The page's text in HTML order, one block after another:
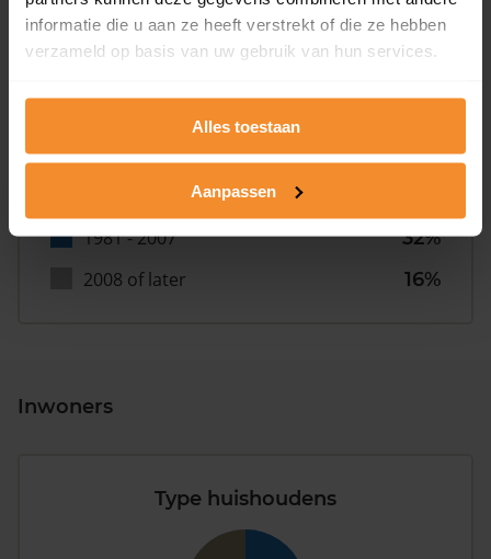
informatie die u aan ze heeft verstrekt of die ze hebben
verzameld op basis van uw gebruik van hun services.
Alles toestaan
Aanpassen
T/m 1945
12%
1981 - 2007
32%
2008 of later
16%
Inwoners
Type huishoudens